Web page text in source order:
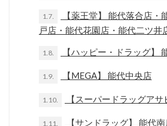
1.7.
【薬王堂】 能代落合店・
戸店・能代花園店・能代二ツ井
1.8. 【ハッピー・ドラッグ】
1.9. 【MEGA】 能代中央店
1.10. 【スーパードラッグアサ
1.11. 【サンドラッグ】 能代